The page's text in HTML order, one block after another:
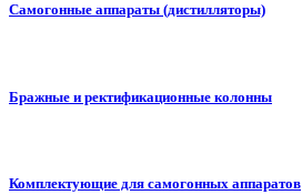
Самогонные аппараты (дистилляторы)
Бражные и ректификационные колонны
Комплектующие для самогонных аппаратов